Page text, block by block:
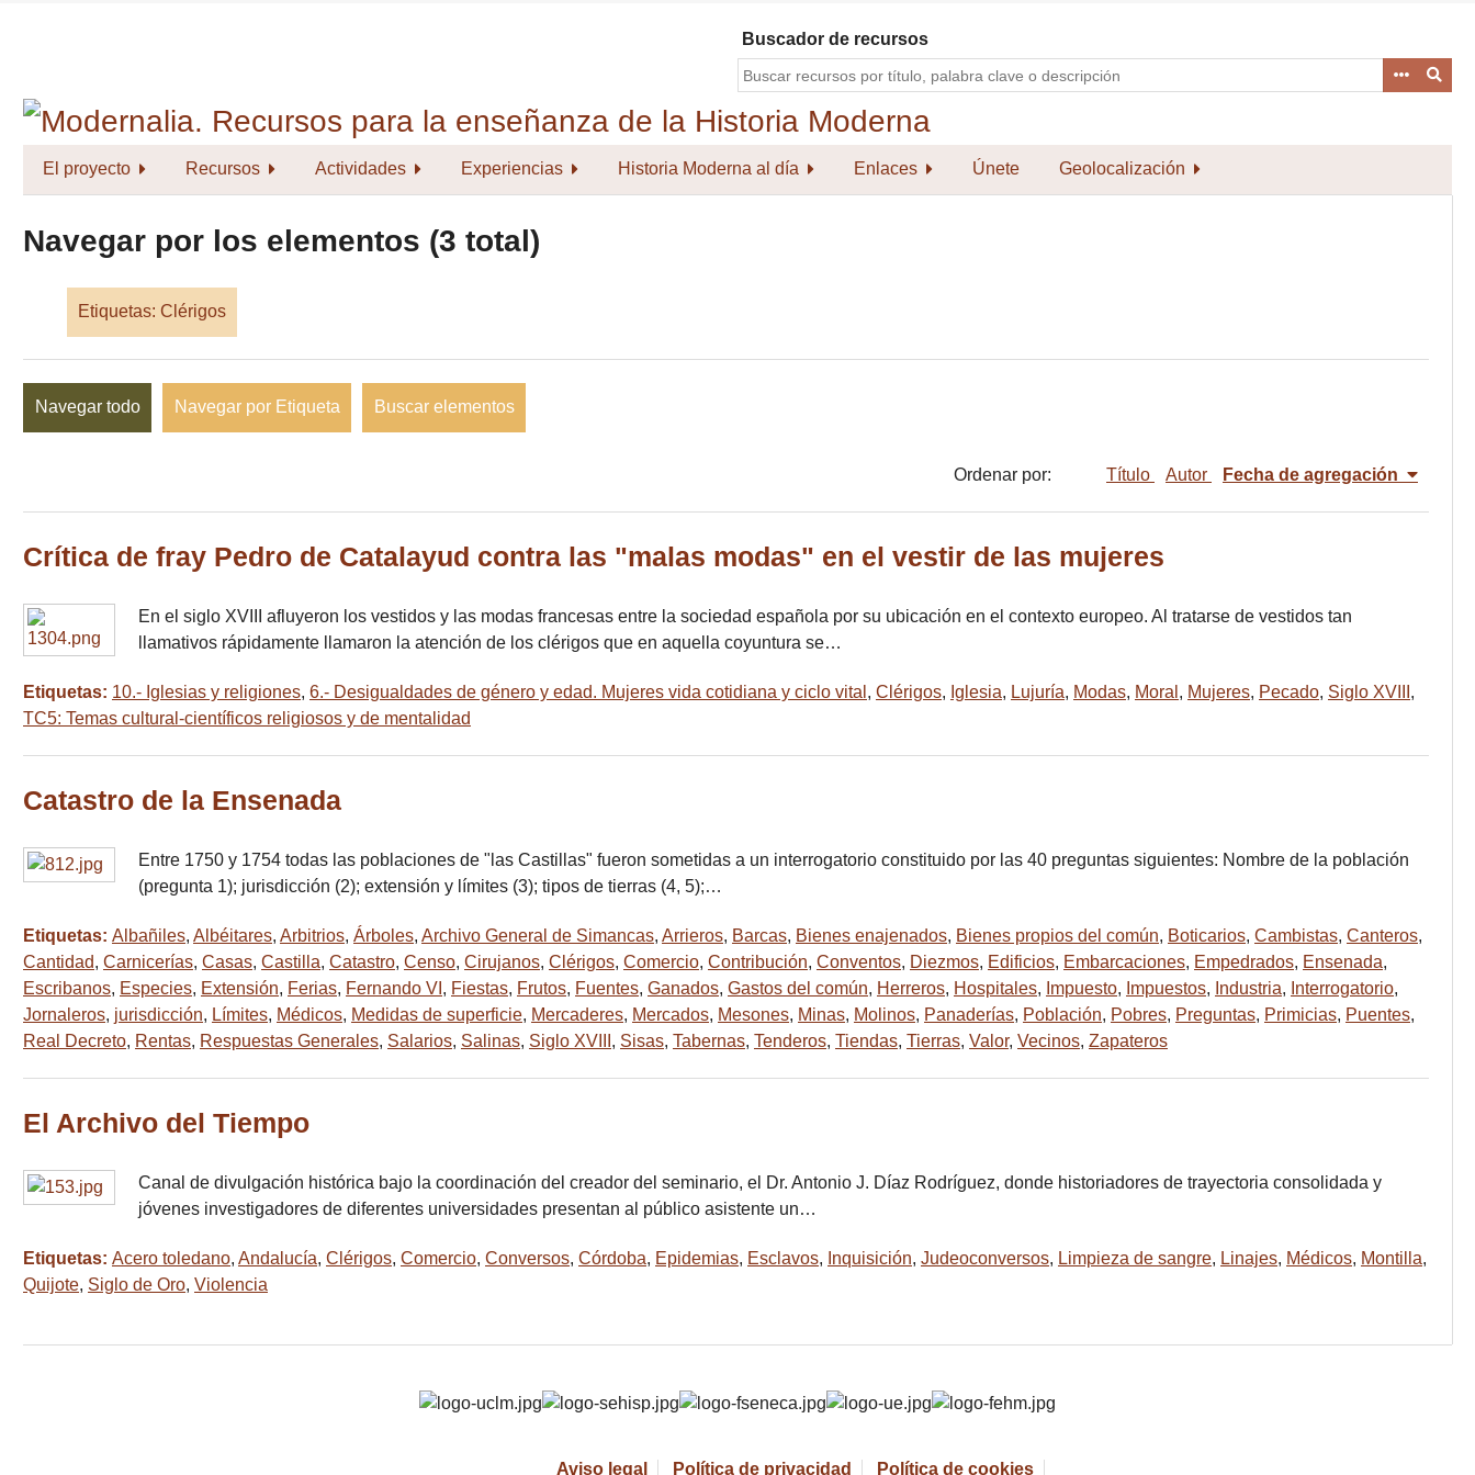
Buscador de recursos
El proyecto Recursos Actividades Experiencias Historia Moderna al día Enlaces Únete Geolocalización
Navegar por los elementos (3 total)
Etiquetas: Clérigos
Navegar todo Navegar por Etiqueta Buscar elementos
Ordenar por: Título Autor Fecha de agregación
Crítica de fray Pedro de Catalayud contra las "malas modas" en el vestir de las mujeres
En el siglo XVIII afluyeron los vestidos y las modas francesas entre la sociedad española por su ubicación en el contexto europeo. Al tratarse de vestidos tan
llamativos rápidamente llamaron la atención de los clérigos que en aquella coyuntura se…
Etiquetas: 10.- Iglesias y religiones, 6.- Desigualdades de género y edad. Mujeres vida cotidiana y ciclo vital , Clérigos, Iglesia, Lujuría, Modas, Moral , Mujeres, Pecado, Siglo XVIII ,
TC5: Temas cultural-científicos religiosos y de mentalidad
Catastro de la Ensenada
Entre 1750 y 1754 todas las poblaciones de "las Castillas" fueron sometidas a un interrogatorio constituido por las 40 preguntas siguientes: Nombre de la población
(pregunta 1); jurisdicción (2); extensión y límites (3); tipos de tierras (4, 5);…
Etiquetas: Albañiles, Albéitares, Arbitrios, Árboles, Archivo General de Simancas, Arrieros, Barcas, Bienes enajenados, Bienes propios del común, Boticarios, Cambistas, Canteros,
Cantidad, Carnicerías, Casas, Castilla, Catastro, Censo, Cirujanos, Clérigos, Comercio, Contribución, Conventos, Diezmos, Edificios, Embarcaciones, Empedrados, Ensenada,
Escribanos, Especies, Extensión, Ferias, Fernando VI , Fiestas, Frutos, Fuentes, Ganados, Gastos del común, Herreros, Hospitales, Impuesto, Impuestos, Industria, Interrogatorio,
Jornaleros, jurisdicción, Límites, Médicos, Medidas de superficie, Mercaderes, Mercados, Mesones, Minas, Molinos, Panaderías, Población, Pobres, Preguntas, Primicias, Puentes,
Real Decreto, Rentas, Respuestas Generales, Salarios, Salinas, Siglo XVIII , Sisas, Tabernas, Tenderos, Tiendas, Tierras, Valor, Vecinos, Zapateros
El Archivo del Tiempo
Canal de divulgación histórica bajo la coordinación del creador del seminario, el Dr. Antonio J. Díaz Rodríguez, donde historiadores de trayectoria consolidada y
jóvenes investigadores de diferentes universidades presentan al público asistente un…
Etiquetas: Acero toledano, Andalucía, Clérigos, Comercio, Conversos, Córdoba, Epidemias, Esclavos, Inquisición, Judeoconversos, Limpieza de sangre, Linajes, Médicos, Montilla,
Quijote, Siglo de Oro, Violencia
Aviso legal Política de privacidad Política de cookies